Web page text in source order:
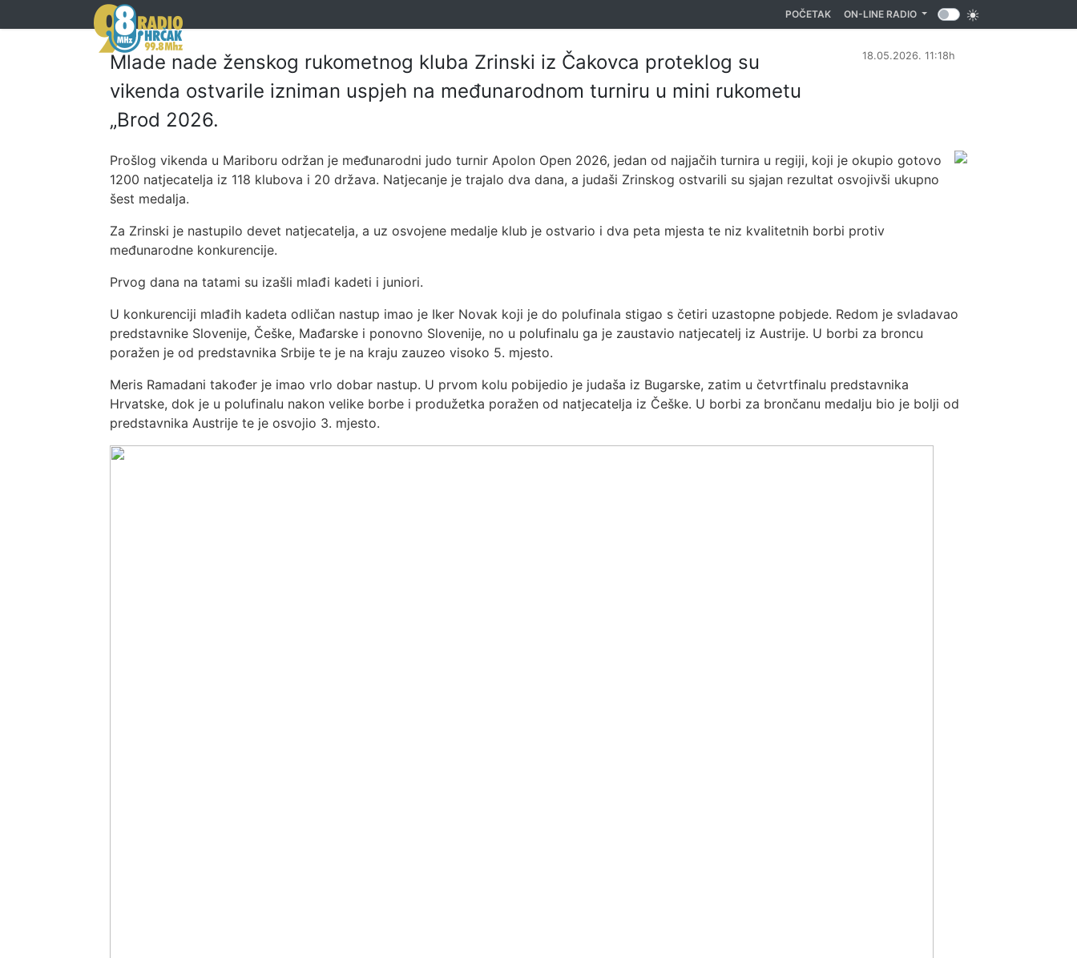
POČETAK(CURRENT)
ON-LINE RADIO
Mlade nade ženskog rukometnog kluba Zrinski iz Čakovca proteklog su
vikenda ostvarile izniman uspjeh na međunarodnom turniru u mini rukometu
„Brod 2026.
18.05.2026. 11:18h
Prošlog vikenda u Mariboru održan je međunarodni judo turnir Apolon Open 2026, jedan od najjačih turnira u regiji, koji je okupio gotovo
1200 natjecatelja iz 118 klubova i 20 država. Natjecanje je trajalo dva dana, a judaši Zrinskog ostvarili su sjajan rezultat osvojivši ukupno
šest medalja.
Za Zrinski je nastupilo devet natjecatelja, a uz osvojene medalje klub je ostvario i dva peta mjesta te niz kvalitetnih borbi protiv
međunarodne konkurencije.
Prvog dana na tatami su izašli mlađi kadeti i juniori.
U konkurenciji mlađih kadeta odličan nastup imao je Iker Novak koji je do polufinala stigao s četiri uzastopne pobjede. Redom je svladavao
predstavnike Slovenije, Češke, Mađarske i ponovno Slovenije, no u polufinalu ga je zaustavio natjecatelj iz Austrije. U borbi za broncu
poražen je od predstavnika Srbije te je na kraju zauzeo visoko 5. mjesto.
Meris Ramadani također je imao vrlo dobar nastup. U prvom kolu pobijedio je judaša iz Bugarske, zatim u četvrtfinalu predstavnika
Hrvatske, dok je u polufinalu nakon velike borbe i produžetka poražen od natjecatelja iz Češke. U borbi za brončanu medalju bio je bolji od
predstavnika Austrije te je osvojio 3. mjesto.